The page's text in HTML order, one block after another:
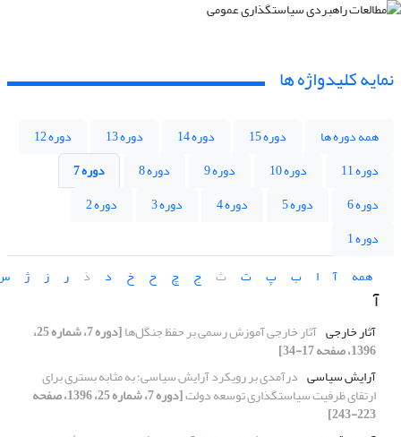
نمایه کلیدواژه ها
همه دوره ها دوره 15 دوره 14 دوره 13
دوره 12
دوره 11
دوره 10 دوره 9 دوره 8
دوره 7
دوره 6
دوره 5 دوره 4 دوره 3
دوره 2
دوره 1
همه
آ ا ب پ ت ث ج چ ح خ د ذ ر ز ژ
آ
آثار خارجی آثار خارجی آموزش رسمی بر حفظ جنگل‌ها [دوره 7، شماره 25،
1396، صفحه 17-34]
آرایش سیاسی درآمدی بر رویکرد آرایش سیاسی؛ به مثابه بستری برای
ارتقای ظرفیت سیاستگذاری توسعه دولت [دوره 7، شماره 25، 1396، صفحه
223-243]